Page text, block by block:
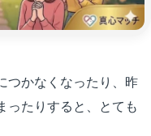
つかなくなったり、昨
ったりすると、とても